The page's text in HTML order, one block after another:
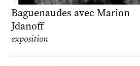
Baguenaudes avec Marion
Jdanoff
exposition